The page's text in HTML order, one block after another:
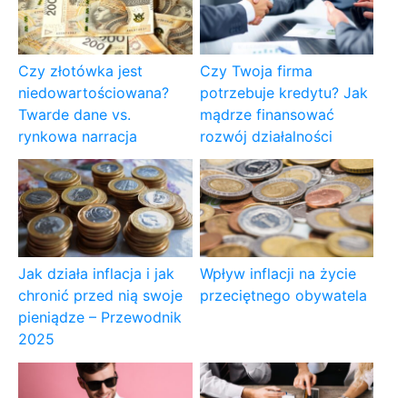
Czy złotówka jest
niedowartościowana?
Twarde dane vs.
rynkowa narracja
Czy Twoja firma
potrzebuje kredytu? Jak
mądrze finansować
rozwój działalności
Jak działa inflacja i jak
chronić przed nią swoje
pieniądze – Przewodnik
2025
Wpływ inflacji na życie
przeciętnego obywatela